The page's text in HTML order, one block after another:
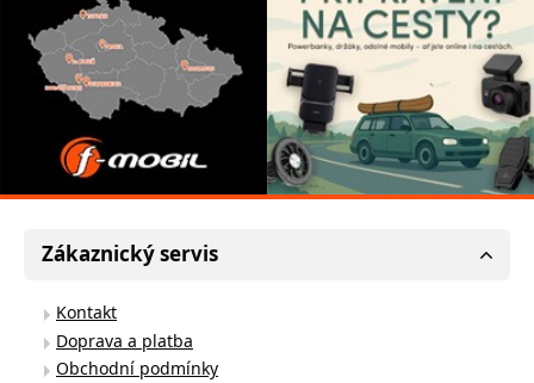
Zákaznický servis
Kontakt
Doprava a platba
Obchodní podmínky